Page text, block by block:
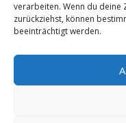
verarbeiten. Wenn du
zurückziehst, können
beeinträchtigt werden.
Impressum